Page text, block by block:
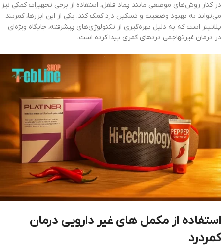
در کنار روش‌های موضعی مانند پماد فلفل، استفاده از برخی تجهیزات کمکی نیز
می‌تواند به بهبود وضعیت و تسکین درد کمک کند. یکی از این ابزارها، کمربند
پلاتینر است که به دلیل بهره‌گیری از تکنولوژی‌های پیشرفته، جایگاه ویژه‌ای
در درمان غیرتهاجمی دردهای کمری پیدا کرده است.
استفاده از مکمل های غیر دارویی درمان
کمردرد